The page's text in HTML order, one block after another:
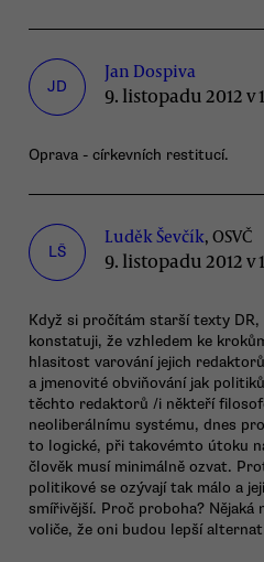
JD
Jan Dospiva
9. listopadu 2012 v
Oprava - církevních restitucí.
LŠ
Luděk Ševčík, OSVČ
9. listopadu 2012 v
Když si pročítám starší texty DR,
konstatuji, že vzhledem ke
hlasitost varování jejich
a jmenovité obviňování jak
těchto redaktorů /i někteří
neoliberálnímu systému, dnes
to logické, při takovémto útoku
člověk musí minimálně ozvat.
politikové se ozývají tak málo a
smířivější. Proč proboha? Nějaká
voliče, že oni budou lepší